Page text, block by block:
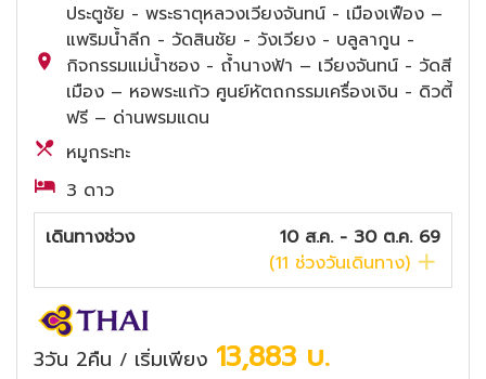
ประตูชัย - พระธาตุหลวงเวียงจันทน์ - เมืองเฟือง –
แพริมน้ำลีก - วัดสินชัย - วังเวียง - บลูลากูน -
กิจกรรมแม่น้ำซอง - ถ้ำนางฟ้า – เวียงจันทน์ - วัดสี
เมือง – หอพระแก้ว ศูนย์หัตถกรรมเครื่องเงิน - ดิวตี้
ฟรี – ด่านพรมแดน
หมูกระทะ
3 ดาว
เดินทางช่วง
10 ส.ค. - 30 ต.ค. 69
(11 ช่วงวันเดินทาง)
3วัน 2คืน / เริ่มเพียง 13,883 บ.